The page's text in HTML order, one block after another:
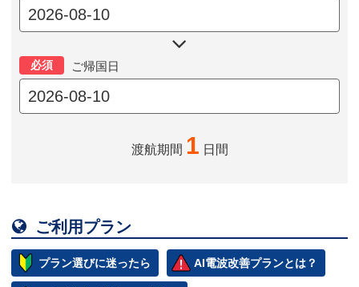

必須 ご帰国日
渡航期間 1 日間
 ご利用プラン
プラン選びに迷ったら AI電波改善プランとは？